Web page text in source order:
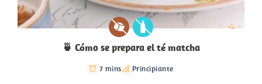
🍵 Cómo se prepara el té matcha
7 mins Principiante